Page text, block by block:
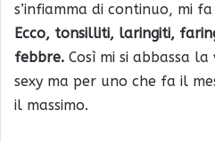
s’infiamma di continuo, mi
Ecco, tonsilliti, laringiti,
febbre. Così mi si abbassa
sexy ma per uno che fa il
il massimo.